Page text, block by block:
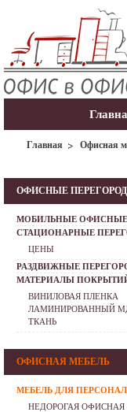
Главная Офисная
ОФИСНЫЕ
МОБИЛЬНЫЕ ОФИСНЫЕ
СТАЦИОНАРНЫЕ
ЦЕНЫ
РАЗДВИЖНЫЕ
МАТЕРИАЛЫ
ВИНИЛОВАЯ ПЛЕНКА
ЛАМИНИРОВАННЫЙ
ТКАНЬ
ОФИСНАЯ МЕБЕЛЬ
МЕБЕЛЬ ДЛЯ
НЕДОРОГАЯ ОФИСНАЯ